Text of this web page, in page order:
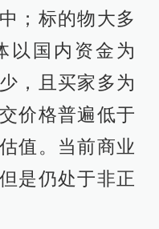
；标的物大多
以国内资金为
，且买家多为
价格普遍低于
值。当前商业
是仍处于非正